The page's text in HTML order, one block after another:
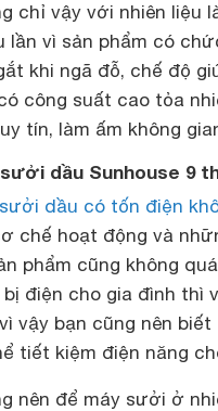
chỉ vậy với nhiên liệu
lần vì sản phẩm có
khi ngã đỗ, chế độ
công suất cao tỏa
tín, làm ấm không
dầu Sunhouse 9
dầu có tốn điện
chế hoạt động và
phẩm cũng không
điện cho gia đình thì
vậy bạn cũng nên
tiết kiệm điện năng
nên để máy sưởi ở